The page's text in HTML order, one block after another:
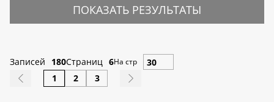
ПОКАЗАТЬ РЕЗУЛЬТАТЫ
Записей 180Страниц 6На стр
1 2 3